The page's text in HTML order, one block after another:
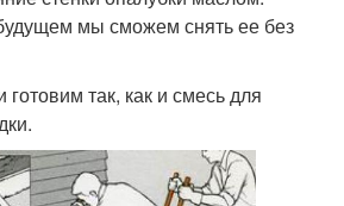
мы сможем снять ее без
готовим так, как и смесь для